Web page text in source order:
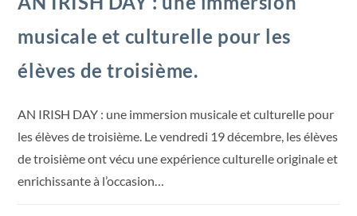
musicale et culturelle pour les
élèves de troisième.
AN IRISH DAY : une immersion musicale et culturelle pour
les élèves de troisième. Le vendredi 19 décembre, les élèves
de troisième ont vécu une expérience culturelle originale et
enrichissante à l’occasion…